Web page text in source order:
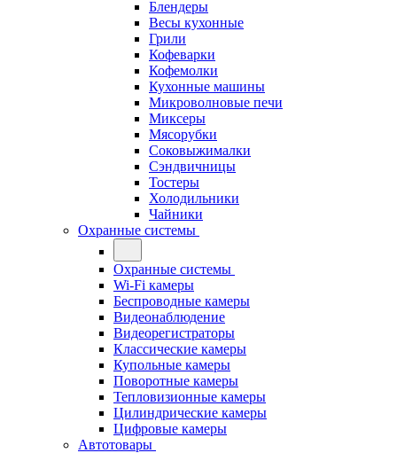
Блендеры
Весы кухонные
Грили
Кофеварки
Кофемолки
Кухонные машины
Микроволновые печи
Миксеры
Мясорубки
Соковыжималки
Сэндвичницы
Тостеры
Холодильники
Чайники
Охранные системы
Охранные системы
Wi-Fi камеры
Беспроводные камеры
Видеонаблюдение
Видеорегистраторы
Классические камеры
Купольные камеры
Поворотные камеры
Тепловизионные камеры
Цилиндрические камеры
Цифровые камеры
Автотовары